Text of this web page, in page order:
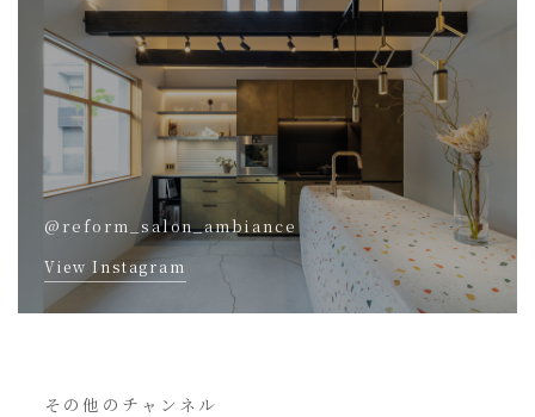
@reform_salon_ambiance
View Instagram
その他のチャンネル